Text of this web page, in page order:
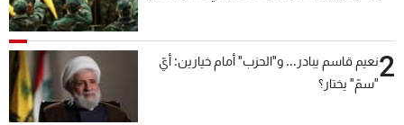
2نعيم قاسم يبادر... و"الحزب" أمام خيارين: أيّ
"سمّ" يختار؟